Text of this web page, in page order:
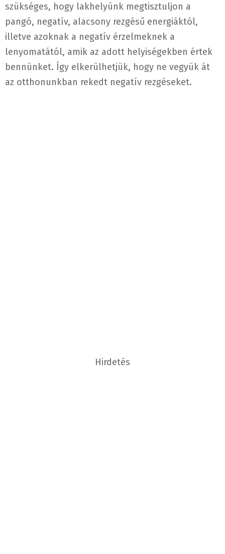
szükséges, hogy lakhelyünk megtisztuljon a
pangó, negatív, alacsony rezgésű energiáktól,
illetve azoknak a negatív érzelmeknek a
lenyomatától, amik az adott helyiségekben értek
bennünket. Így elkerülhetjük, hogy ne vegyük át
az otthonunkban rekedt negatív rezgéseket.
Hirdetés